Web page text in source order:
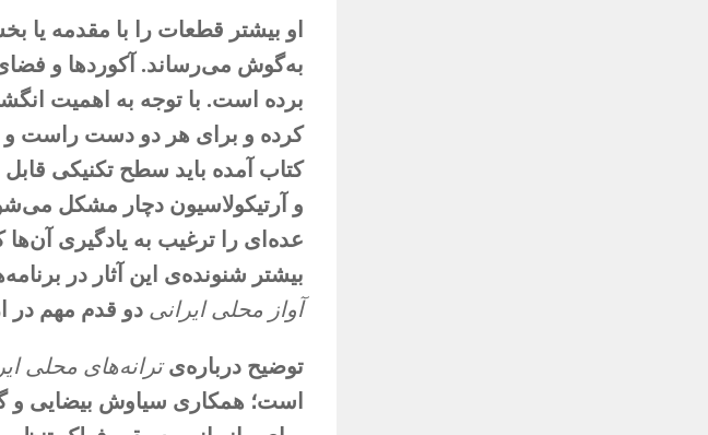
او بیشتر قطعات را با مقدمه یا
به‌گوش می‌رساند. آکوردها و
برده است. با توجه به اهمیت
کرده و برای هر دو دست راست و
کتاب آمده باید سطح تکنیکی
و آرتیکولاسیون دچار مشکل
عده‌ای را ترغیب به یادگیری
بیشتر شنونده‌ی این آثار در
آواز محلی ایرانی دو قدم مهم در
توضیح درباره‌ی ترانه‌های محلی
است؛ همکاری سیاوش بیضایی و